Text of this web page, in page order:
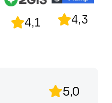
4,1 4,3
5,0